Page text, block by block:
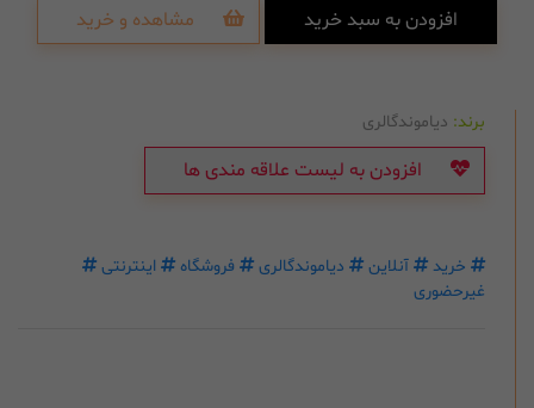
افزودن به سبد خرید مشاهده و خرید
برند: دیاموندگالری
افزودن به لیست علاقه مندی ها
خرید آنلاین دیاموندگالری فروشگاه
اینترنتی
غیرحضوری